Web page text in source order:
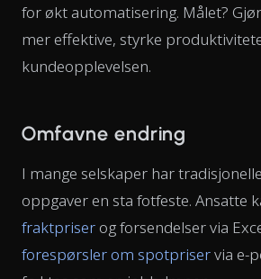
for økt automatisering. Målet?
mer effektive, styrke
kundeopplevelsen.
Omfavne endring
I mange selskaper har
oppgaver en sta fotfeste. Ansatte
fraktpriser og forsendelser via
forespørsler om spotpriservia e-